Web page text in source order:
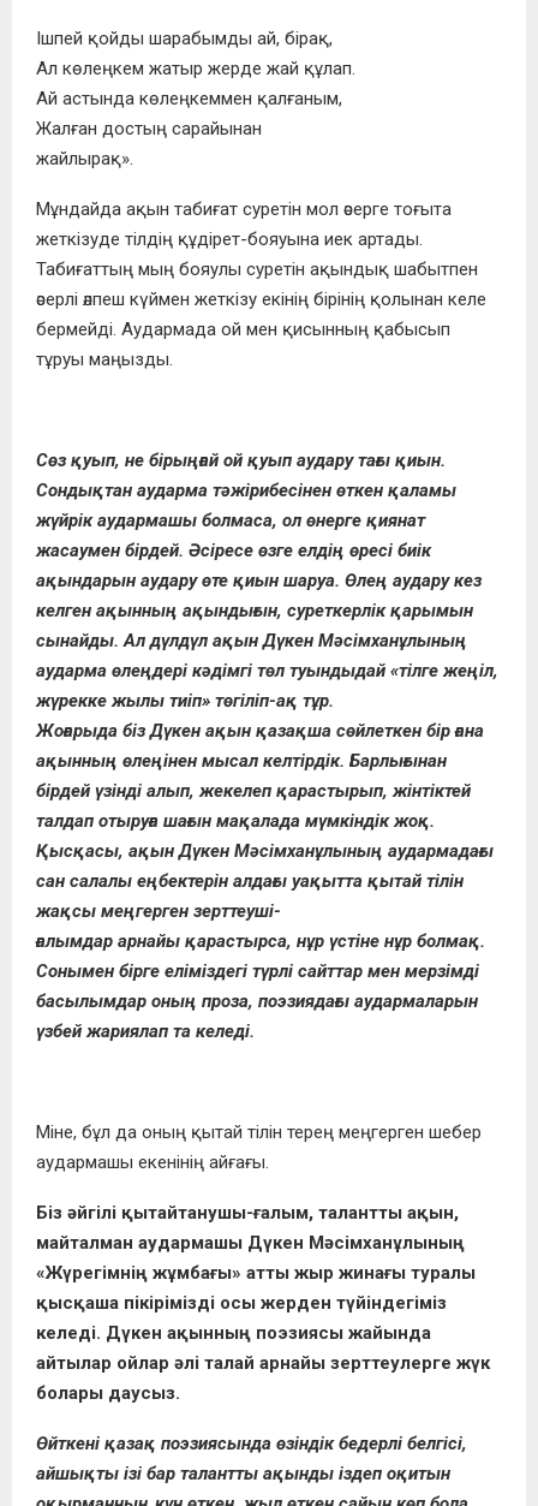
Ішпей қойды шарабымды ай, бірақ,
Ал көлеңкем жатыр жерде жай құлап.
Ай астында көлеңкеммен қалғаным,
Жалған достың сарайынан
жайлырақ».
Мұндайда ақын табиғат суретін мол әсерге тоғыта
жеткізуде тілдің құдірет-бояуына иек артады.
Табиғаттың мың бояулы суретін ақындық шабытпен
әсерлі әлпеш күймен жеткізу екінің бірінің қолынан келе
бермейді. Аудармада ой мен қисынның қабысып
тұруы маңызды.
Сөз қуып, не бірыңғай ой қуып аудару тағы қиын.
Сондықтан аударма тәжірибесінен өткен қаламы
жүйрік аудармашы болмаса, ол өнерге қиянат
жасаумен бірдей. Әсіресе өзге елдің өресі биік
ақындарын аудару өте қиын шаруа. Өлең аудару кез
келген ақынның ақындығын, суреткерлік қарымын
сынайды. Ал дүлдүл ақын Дүкен Мәсімханұлының
аударма өлеңдері кәдімгі төл туындыдай «тілге жеңіл,
жүрекке жылы тиіп» төгіліп-ақ тұр.
Жоғарыда біз Дүкен ақын қазақша сөйлеткен бір ғана
ақынның өлеңінен мысал келтірдік. Барлығынан
бірдей үзінді алып, жекелеп қарастырып, жінтіктей
талдап отыруға шағын мақалада мүмкіндік жоқ.
Қысқасы, ақын Дүкен Мәсімханұлының аудармадағы
сан салалы еңбектерін алдағы уақытта қытай тілін
жақсы меңгерген зерттеуші-
ғалымдар арнайы қарастырса, нұр үстіне нұр болмақ.
Сонымен бірге еліміздегі түрлі сайттар мен мерзімді
басылымдар оның проза, поэзиядағы аудармаларын
үзбей жариялап та келеді.
Міне, бұл да оның қытай тілін терең меңгерген шебер
аудармашы екенінің айғағы.
Біз әйгілі қытайтанушы-ғалым, талантты ақын,
майталман аудармашы Дүкен Мәсімханұлының
«Жүрегімнің жұмбағы» атты жыр жинағы туралы
қысқаша пікірімізді осы жерден түйіндегіміз
келеді. Дүкен ақынның поэзиясы жайында
айтылар ойлар әлі талай арнайы зерттеулерге жүк
болары даусыз.
Өйткені қазақ поэзиясында өзіндік бедерлі белгісі,
айшықты ізі бар талантты ақынды іздеп оқитын